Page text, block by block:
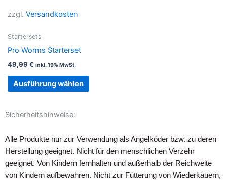
zzgl. Versandkosten
Startersets
Pro Worms Starterset
49,99 € inkl. 19% MwSt.
Ausführung wählen auf
der
Sicherheitshinweise:
Alle Produkte nur zur Verwendung als Angelköder bzw. zu deren
Herstellung geeignet. Nicht für den menschlichen Verzehr
geeignet. Von Kindern fernhalten und außerhalb der Reichweite
von Kindern aufbewahren. Nicht zur Fütterung von Wiederkäuern,